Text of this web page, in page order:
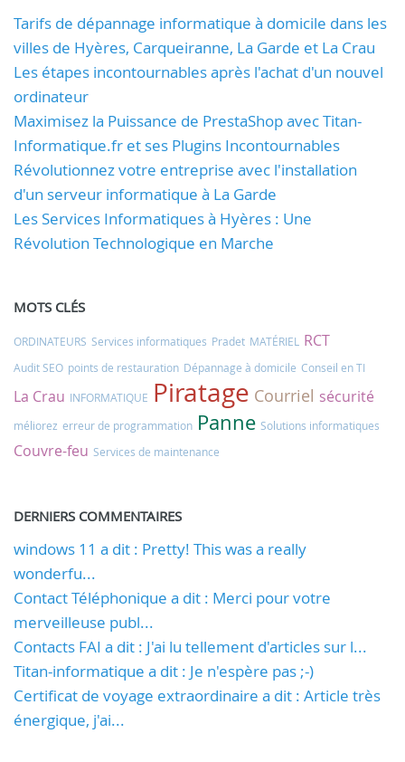
Tarifs de dépannage informatique à domicile dans les
villes de Hyères, Carqueiranne, La Garde et La Crau
Les étapes incontournables après l'achat d'un nouvel
ordinateur
Maximisez la Puissance de PrestaShop avec Titan-
Informatique.fr et ses Plugins Incontournables
Révolutionnez votre entreprise avec l'installation
d'un serveur informatique à La Garde
Les Services Informatiques à Hyères : Une
Révolution Technologique en Marche
MOTS CLÉS
ORDINATEURS Services informatiques Pradet MATÉRIEL RCT
Audit SEO points de restauration Dépannage à domicile Conseil en TI
La Crau INFORMATIQUE Piratage Courriel sécurité
méliorez erreur de programmation Panne Solutions informatiques
Couvre-feu Services de maintenance
DERNIERS COMMENTAIRES
windows 11 a dit : Pretty! This was a really
wonderfu...
Contact Téléphonique a dit : Merci pour votre
merveilleuse publ...
Contacts FAI a dit : J'ai lu tellement d'articles sur l...
Titan-informatique a dit : Je n'espère pas ;-)
Certificat de voyage extraordinaire a dit : Article très
énergique, j'ai...